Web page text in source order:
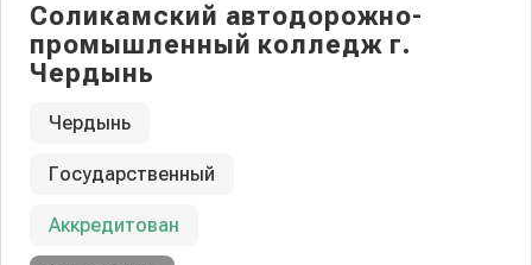
Соликамский автодорожно-
промышленный колледж г.
Чердынь
Чердынь
Государственный
Аккредитован